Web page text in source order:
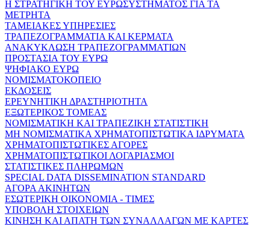
Η ΣΤΡΑΤΗΓΙΚΗ ΤΟΥ ΕΥΡΩΣΥΣΤΗΜΑΤΟΣ ΓΙΑ ΤΑ
ΜΕΤΡΗΤΑ
ΤΑΜΕΙΑΚΕΣ ΥΠΗΡΕΣΙΕΣ
ΤΡΑΠΕΖΟΓΡΑΜΜΑΤΙΑ ΚΑΙ ΚΕΡΜΑΤΑ
ΑΝΑΚΥΚΛΩΣΗ ΤΡΑΠΕΖΟΓΡΑΜΜΑΤΙΩΝ
ΠΡΟΣΤΑΣΙΑ ΤΟΥ ΕΥΡΩ
ΨΗΦΙΑΚΟ ΕΥΡΩ
ΝΟΜΙΣΜΑΤΟΚΟΠΕΙΟ
ΕΚΔΟΣΕΙΣ
ΕΡΕΥΝΗΤΙΚΗ ΔΡΑΣΤΗΡΙΟΤΗΤΑ
ΕΞΩΤΕΡΙΚΟΣ ΤΟΜΕΑΣ
ΝΟΜΙΣΜΑΤΙΚΗ ΚΑΙ ΤΡΑΠΕΖΙΚΗ ΣΤΑΤΙΣΤΙΚΗ
ΜΗ ΝΟΜΙΣΜΑΤΙΚΑ ΧΡΗΜΑΤΟΠΙΣΤΩΤΙΚΑ ΙΔΡΥΜΑΤΑ
ΧΡΗΜΑΤΟΠΙΣΤΩΤΙΚΕΣ ΑΓΟΡΕΣ
ΧΡΗΜΑΤΟΠΙΣΤΩΤΙΚΟΙ ΛΟΓΑΡΙΑΣΜΟΙ
ΣΤΑΤΙΣΤΙΚΕΣ ΠΛΗΡΩΜΩΝ
SPECIAL DATA DISSEMINATION STANDARD
ΑΓΟΡΑ ΑΚΙΝΗΤΩΝ
ΕΣΩΤΕΡΙΚΗ ΟΙΚΟΝΟΜΙΑ - ΤΙΜΕΣ
ΥΠΟΒΟΛΗ ΣΤΟΙΧΕΙΩΝ
ΚΙΝΗΣΗ ΚΑΙ ΑΠΑΤΗ ΤΩΝ ΣΥΝΑΛΛΑΓΩΝ ΜΕ ΚΑΡΤΕΣ